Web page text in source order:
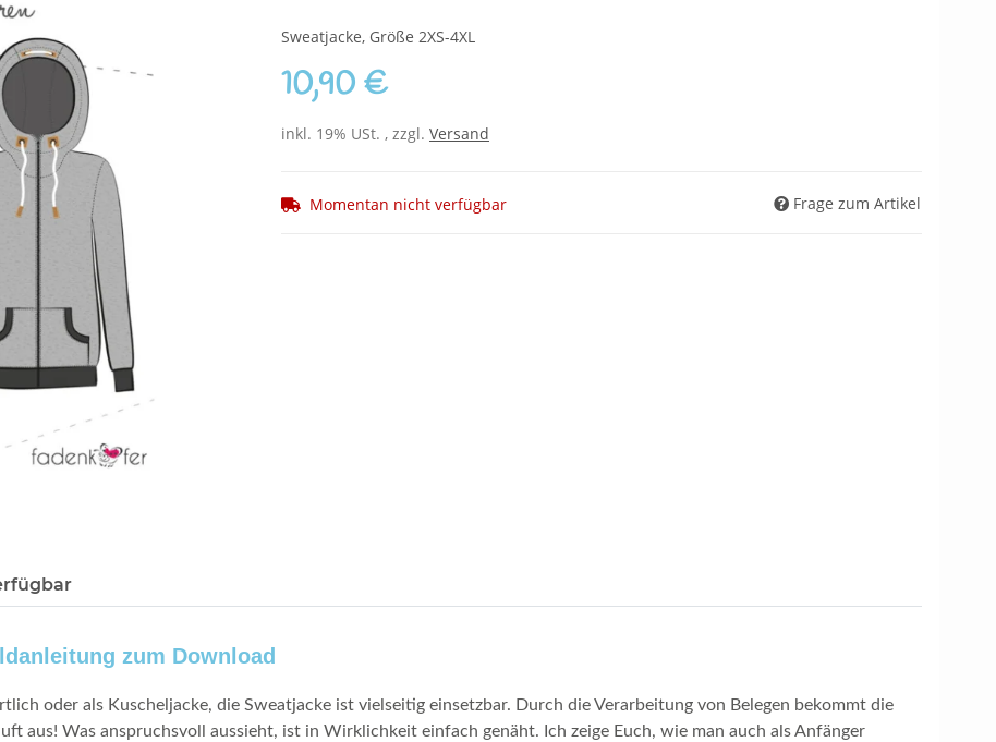
Sweatjacke, Größe 2XS-4XL
10,90 €
inkl. 19% USt. , zzgl. Versand
Momentan nicht verfügbar Frage zum Artikel
zum Download
oder als Kuscheljacke, die Sweatjacke ist vielseitig einsetzbar. Durch die Verarbeitung von Belegen bekommt die
aus! Was anspruchsvoll aussieht, ist in Wirklichkeit einfach genäht. Ich zeige Euch, wie man auch als Anfänger